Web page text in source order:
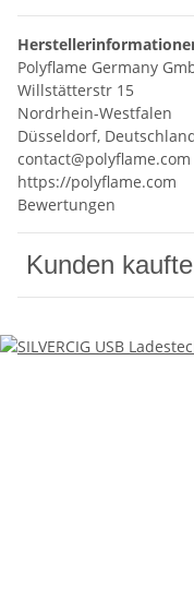
Polyflame Germany
Willstätterstr 15
Nordrhein-Westfalen
Düsseldorf,
contact@polyflame.com
https://polyflame.com
Bewertungen
Kunden